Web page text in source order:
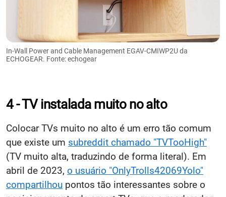
4 - TV instalada muito no alto
Colocar TVs muito no alto é um erro tão comum
que existe um subreddit chamado "TVTooHigh"
(TV muito alta, traduzindo de forma literal). Em
abril de 2023,o usuário "OnlyTrolls42069Yolo"